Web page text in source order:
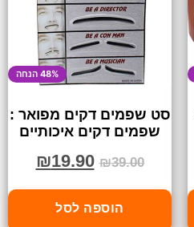
48% הנחה
סט שפמים דקים מפואר :
שפמים דקים איכותיים
₪39.00
₪19.90
הוספה לסל